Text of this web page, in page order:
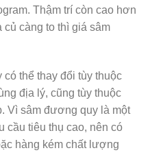
Thậm trí còn cao hơn
củ càng to thì giá sâm
thể thay đổi tùy thuộc
địa lý, cũng tùy thuộc
Vì sâm đương quy là một
cầu tiêu thụ cao, nên có
hàng kém chất lượng